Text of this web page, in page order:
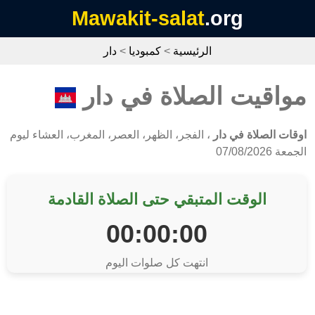
Mawakit-salat.org
الرئيسية > كمبوديا > دار
مواقيت الصلاة في دار
اوقات الصلاة في دار ، الفجر، الظهر، العصر، المغرب، العشاء ليوم
الجمعة 07/08/2026
الوقت المتبقي حتى الصلاة القادمة
00:00:00
انتهت كل صلوات اليوم